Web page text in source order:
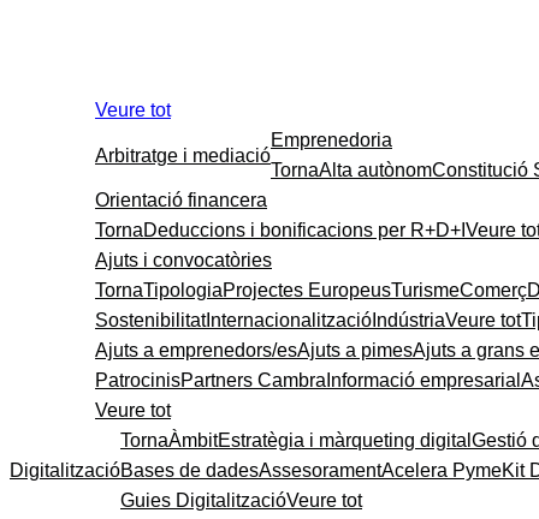
Veure tot
Arbitratge i mediació
Emprenedoria
TornaAlta autònomConstitució
Orientació financera
TornaDeduccions i bonificacions per R+D+I Veure
Ajuts i convocatòries
TornaTipologiaProjectes EuropeusTurismeComerç
SostenibilitatInternacionalització IndústriaVeure tot
Ajuts a emprenedors/esAjuts a pimesAjuts a grans
PatrocinisPartners Cambra Informació empresarial
Veure tot
Digitalització
TornaÀmbitEstratègia i màrqueting digital Gestió
Bases de dadesAssesoramentAcelera PymeKit
Guies DigitalitzacióVeure tot